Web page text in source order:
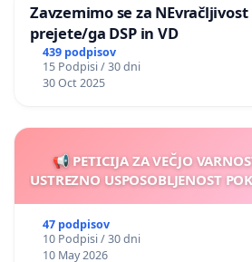
Zavzemimo se za
prejete/ga DSP in VD
439 podpisov
15 Podpisi / 30 dni
30 Oct 2025
📢 PETICIJA ZA VEČJO
USTREZNO USPOSOBLJENOST
47 podpisov
10 Podpisi / 30 dni
10 May 2026